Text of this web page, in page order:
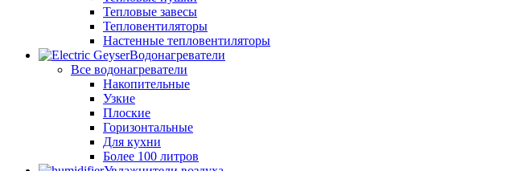
Тепловые завесы
Тепловентиляторы
Настенные тепловентиляторы
Водонагреватели
Все водонагреватели
Накопительные
Узкие
Плоские
Горизонтальные
Для кухни
Более 100 литров